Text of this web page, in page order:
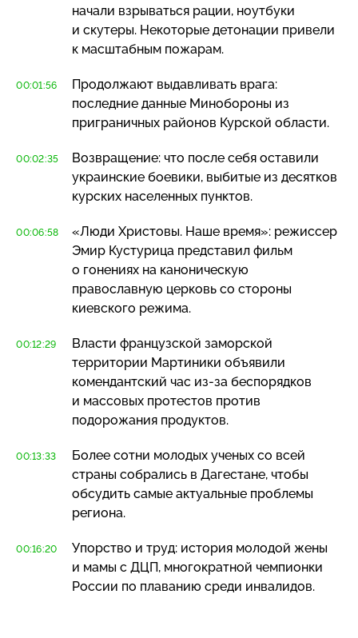
начали взрываться рации, ноутбуки
и скутеры. Некоторые детонации привели
к масштабным пожарам.
00:01:56
Продолжают выдавливать врага:
последние данные Минобороны из
приграничных районов Курской области.
00:02:35
Возвращение: что после себя оставили
украинские боевики, выбитые из десятков
курских населенных пунктов.
00:06:58
«Люди Христовы. Наше время»: режиссер
Эмир Кустурица представил фильм
о гонениях на каноническую
православную церковь со стороны
киевского режима.
00:12:29
Власти французской заморской
территории Мартиники объявили
комендантский час из-за беспорядков
и массовых протестов против
подорожания продуктов.
00:13:33
Более сотни молодых ученых со всей
страны собрались в Дагестане, чтобы
обсудить самые актуальные проблемы
региона.
00:16:20
Упорство и труд: история молодой жены
и мамы с ДЦП, многократной чемпионки
России по плаванию среди инвалидов.